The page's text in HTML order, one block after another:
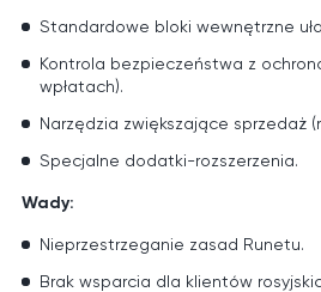
Standardowe bloki wewnętrzne
Kontrola bezpieczeństwa z
wpłatach).
Narzędzia zwiększające sprzedaż
Specjalne dodatki-rozszerzenia.
Wady:
Nieprzestrzeganie zasad Runetu.
Brak wsparcia dla klientów